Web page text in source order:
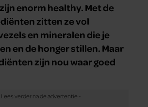
enorm healthy. Met de
zitten ze vol
en mineralen die je
en de honger stillen. Maar
zijn nou waar goed